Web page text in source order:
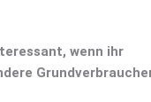
wenn ihr